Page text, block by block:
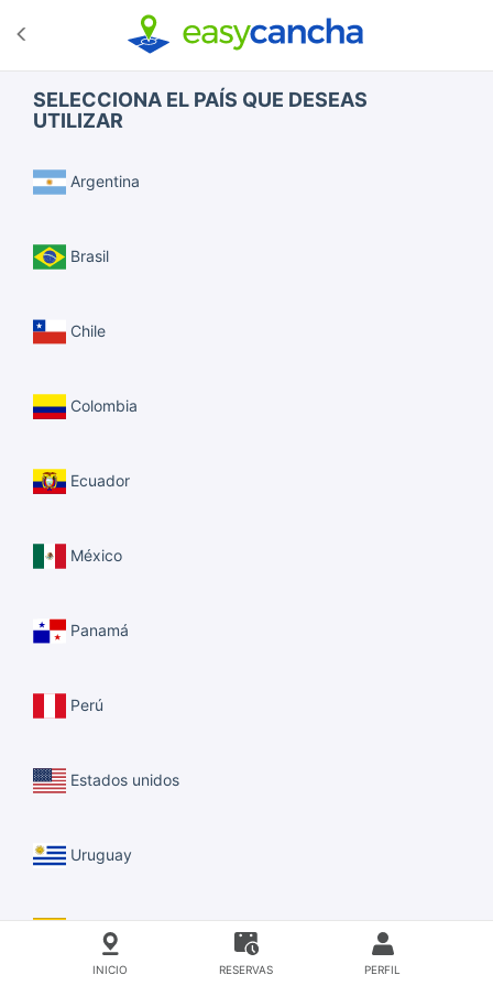
SELECCIONA EL PAÍS QUE DESEAS
UTILIZAR
Argentina
Brasil
Chile
Colombia
Ecuador
México
Panamá
Perú
Estados unidos
Uruguay
Venezuela
INICIO RESERVAS PERFIL